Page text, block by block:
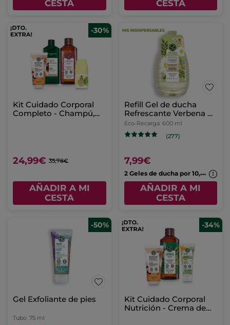
CESTA CESTA
-30%
Kit Cuidado Corporal
Completo - Champú,
24,99€ 35,78€
AÑADIR A MI
CESTA
Refill Gel de ducha
Refrescante Verbena de
Limón y Flor De
Camomila
Eco-Recarga 600 ml
(277)
7,99€
2
Geles de ducha por 10,99€
AÑADIR A MI
CESTA
-50%
Gel Exfoliante de pies
Tubo 75 ml
-34%
Kit Cuidado Corporal
Nutrición - Crema de